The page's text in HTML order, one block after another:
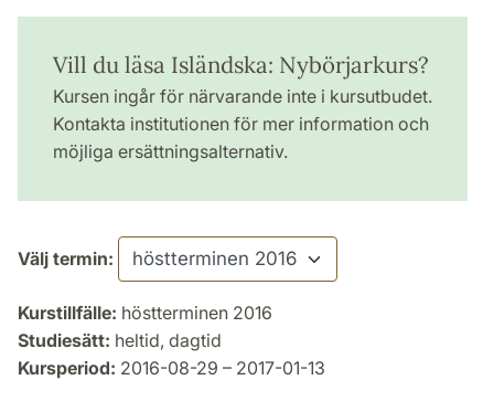
Vill du läsa Isländska: Nybörjarkurs?
Kursen ingår för närvarande inte i kursutbudet.
Kontakta institutionen för mer information och
möjliga ersättningsalternativ.
Välj termin:
Kurstillfälle: höstterminen 2016
Studiesätt: heltid, dagtid
Kursperiod: 2016-08-29 – 2017-01-13